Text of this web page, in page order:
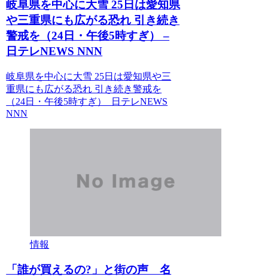
岐阜県を中心に大雪 25日は愛知県
や三重県にも広がる恐れ 引き続き
警戒を（24日・午後5時すぎ） –
日テレNEWS NNN
岐阜県を中心に大雪 25日は愛知県や三
重県にも広がる恐れ 引き続き警戒を
（24日・午後5時すぎ） 日テレNEWS
NNN
情報
「誰が買えるの?」と街の声 名